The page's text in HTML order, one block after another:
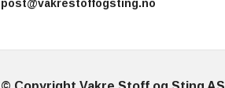
post@vakrestoffogsting.no